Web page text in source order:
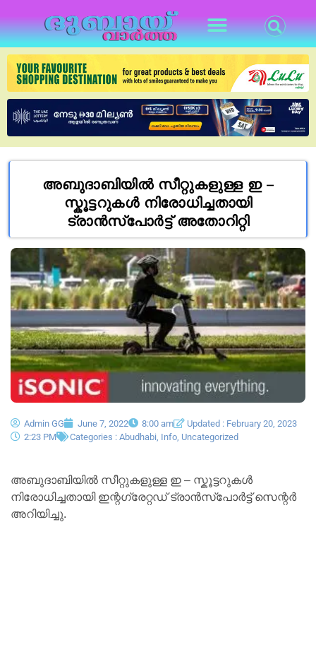
അബുദാബിയിൽ സീറ്റുകളുള്ള ഇ –
സ്കൂട്ടറുകൾ നിരോധിച്ചതായി
ട്രാൻസ്പോർട്ട് അതോറിറ്റി
Admin GG June 7, 2022 8:00 am
Updated : February 20, 2023
2:23 PM
Categories : Abudhabi Info Uncategorized
അബുദാബിയിൽ സീറ്റുകളുള്ള ഇ – സ്കൂട്ടറുകൾ
നിരോധിച്ചതായി ഇന്റഗ്രേറ്റഡ് ട്രാൻസ്പോർട്ട് സെന്റർ
അറിയിച്ചു.